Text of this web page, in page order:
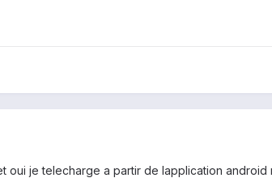
oui je telecharge a partir de lapplication android